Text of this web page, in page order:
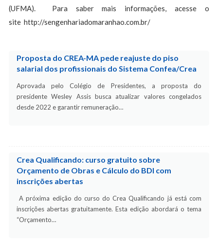
(UFMA). Para saber mais informações, acesse o
site http://sengenhariadomaranhao.com.br/
Proposta do CREA-MA pede reajuste do piso
salarial dos profissionais do Sistema Confea/Crea
Aprovada pelo Colégio de Presidentes, a proposta do
presidente Wesley Assis busca atualizar valores congelados
desde 2022 e garantir remuneração…
Crea Qualificando: curso gratuito sobre
Orçamento de Obras e Cálculo do BDI com
inscrições abertas
A próxima edição do curso do Crea Qualificando já está com
inscrições abertas gratuitamente. Esta edição abordará o tema
“Orçamento…